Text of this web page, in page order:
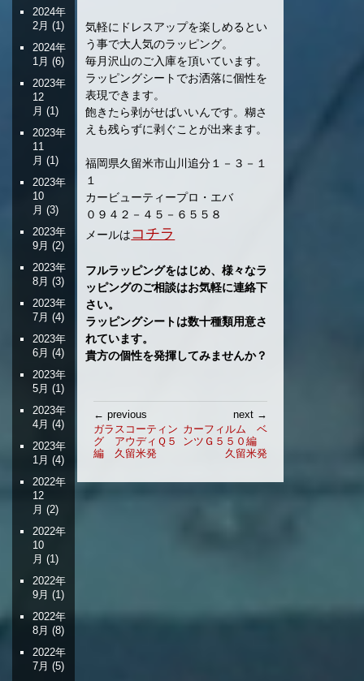
気軽にドレスアップを楽しめるとい
う事で大人気のラッピング。
毎月沢山のご入庫を頂いています。
ラッピングシートでお洒落に個性を
表現できます。
飽きたら剥がせばいいんです。糊さ
えも残らずに剥ぐことが出来ます。
福岡県久留米市山川追分１－３－１
１
カービューティープロ・エバ
０９４２－４５－６５５８
メールはコチラ
フルラッピングをはじめ、様々なラ
ッピングのご相談はお気軽に連絡下
さい。
ラッピングシートは数十種類用意さ
れています。
貴方の個性を発揮してみませんか？
稿
ナ
ビ
← previous
ガラスコーティン
グ アウディＱ５
編 久留米発
next →
カーフィルム ベ
ンツＧ５５０編
久留米発
2024年
2月 (1)
2024年
1月 (6)
2023年
12
月 (1)
2023年
11
月 (1)
2023年
10
月 (3)
2023年
9月 (2)
2023年
8月 (3)
2023年
7月 (4)
2023年
6月 (4)
2023年
5月 (1)
2023年
4月 (4)
2023年
1月 (4)
2022年
12
月 (2)
2022年
10
月 (1)
2022年
9月 (1)
2022年
8月 (8)
2022年
7月 (5)